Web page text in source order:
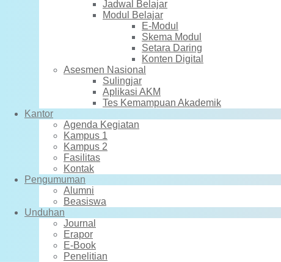
Jadwal Belajar
Modul Belajar
E-Modul
Skema Modul
Setara Daring
Konten Digital
Asesmen Nasional
Sulingjar
Aplikasi AKM
Tes Kemampuan Akademik
Kantor
Agenda Kegiatan
Kampus 1
Kampus 2
Fasilitas
Kontak
Pengumuman
Alumni
Beasiswa
Unduhan
Journal
Erapor
E-Book
Penelitian